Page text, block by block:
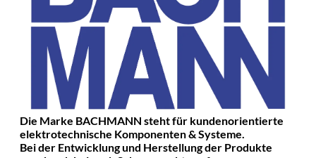
Die Marke BACHMANN steht für kundenorientierte
elektrotechnische Komponenten & Systeme.
Bei der Entwicklung und Herstellung der Produkte